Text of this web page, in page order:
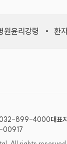
원윤리강령 환
899-4000대표
00917